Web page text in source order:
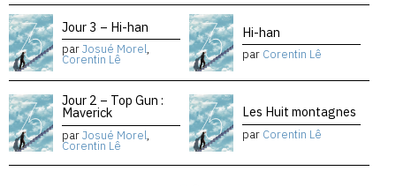
Jour 3 – Hi-han
parJosué Morel,
Corentin Lê
Hi-han
par Corentin Lê
Jour 2 – Top Gun :
Maverick
parJosué Morel,
Corentin Lê
Les Huit montagnes
par Corentin Lê